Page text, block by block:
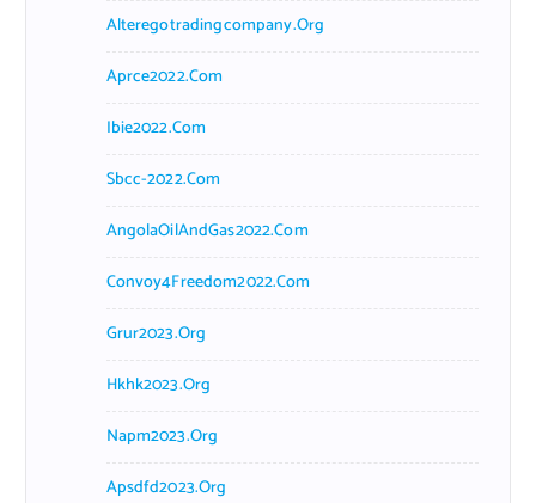
Alteregotradingcompany.org
Aprce2022.com
Ibie2022.com
Sbcc-2022.com
AngolaOilAndGas2022.com
Convoy4Freedom2022.com
Grur2023.org
Hkhk2023.org
Napm2023.org
Apsdfd2023.org